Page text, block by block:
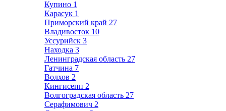
Купино 1
Карасук 1
Приморский край 27
Владивосток 10
Уссурийск 3
Находка 3
Ленинградская область 27
Гатчина 7
Волхов 2
Кингисепп 2
Волгоградская область 27
Серафимович 2